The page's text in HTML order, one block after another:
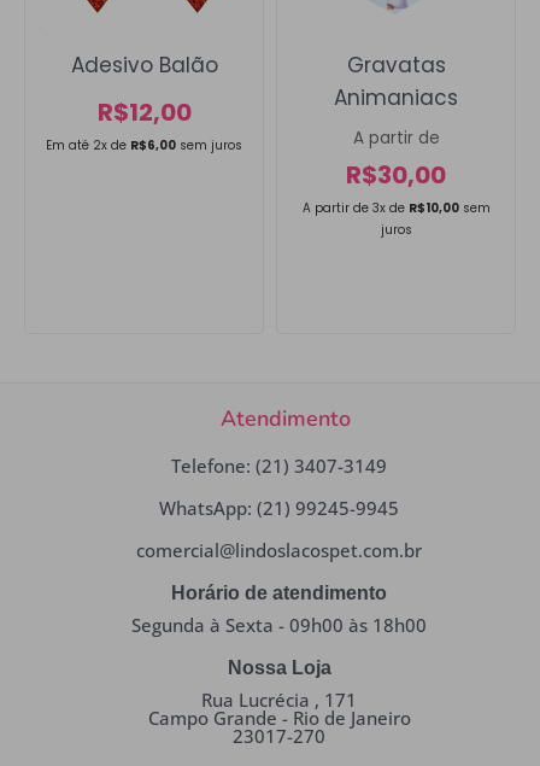
Em até 2x de R$6,00 sem juros
Adesivo Balão
R$12,00
A partir de 3x de R$10,00 sem
juros
Gravatas
Animaniacs
A partir de
R$30,00
Atendimento
Telefone: (21) 3407-3149
WhatsApp: (21) 99245-9945
comercial@lindoslacospet.com.br
Horário de atendimento
Segunda à Sexta - 09h00 às 18h00
Nossa Loja
Rua Lucrécia , 171
Campo Grande - Rio de Janeiro
23017-270